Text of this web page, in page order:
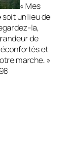
« Mes
un lieu de
la,
de
et
marche. »